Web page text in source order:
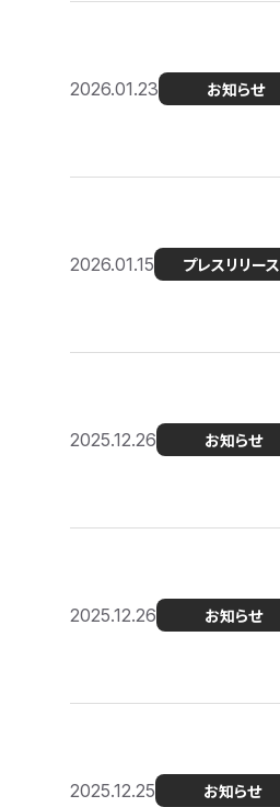
2026.01.23 お知らせ
2026.01.15 プレスリリース
2025.12.26 お知らせ
2025.12.26 お知らせ
2025.12.25 お知らせ